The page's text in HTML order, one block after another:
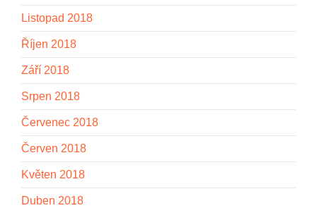
Listopad 2018
Říjen 2018
Září 2018
Srpen 2018
Červenec 2018
Červen 2018
Květen 2018
Duben 2018